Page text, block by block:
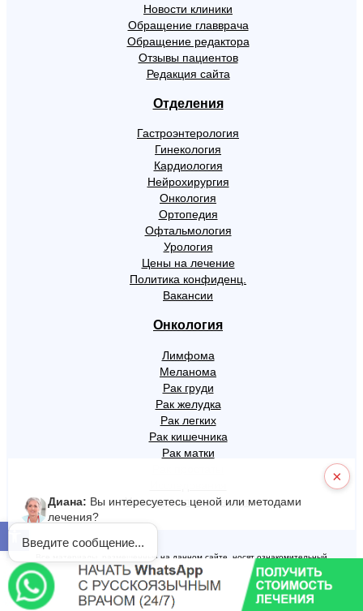
Открыть панель инструментов
Новости клиники
Обращение главврача
Обращение редактора
Отзывы пациентов
Редакция сайта
Отделения
Гастроэнтерология
Гинекология
Кардиология
Нейрохирургия
Онкология
Ортопедия
Офтальмология
Урология
Цены на лечение
Политика конфиденц.
Вакансии
Онкология
Лимфома
Меланома
Рак груди
Рак желудка
Рак легких
Рак кишечника
Рак матки
Условия использования
Все материалы, размещенные на данном сайте, носят ознакомительный
характер. Они не могут быть использованы как руководство для диагностики или
лечения и ни в коем случае не могут заменить консультацию врача. Имеются
противопоказания, проконсультируйтесь с врачом.
×
Диана: Вы интересуетесь ценой или методами
лечения?
Введите сообщение...